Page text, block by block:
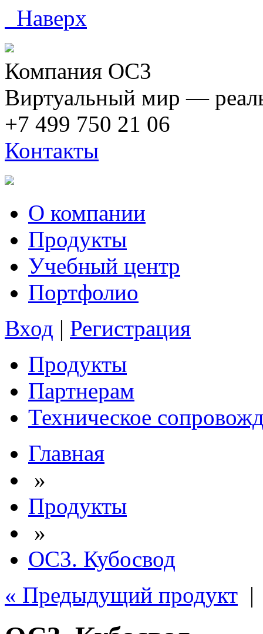
Наверх
Компания ОС3
Виртуальный мир —
+7 499 750 21 06
Контакты
О компании
Продукты
Учебный центр
Портфолио
Вход | Регистрация
Продукты
Партнерам
Техническое
Главная
»
Продукты
»
ОС3. Кубосвод
« Предыдущий продукт